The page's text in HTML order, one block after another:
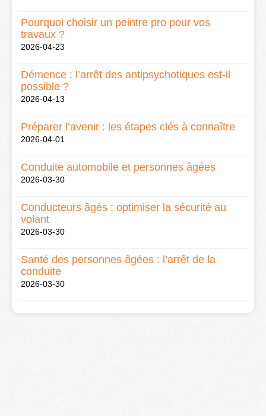
Pourquoi choisir un peintre pro pour vos
travaux ?
2026-04-23
Démence : l’arrêt des antipsychotiques est-il
possible ?
2026-04-13
Préparer l’avenir : les étapes clés à connaître
2026-04-01
Conduite automobile et personnes âgées
2026-03-30
Conducteurs âgés : optimiser la sécurité au
volant
2026-03-30
Santé des personnes âgées : l’arrêt de la
conduite
2026-03-30